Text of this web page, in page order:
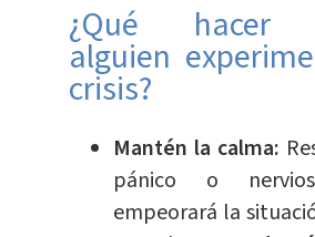
¿Qué hacer
alguien
crisis?
Mantén la calma:
pánico o
empeorará la